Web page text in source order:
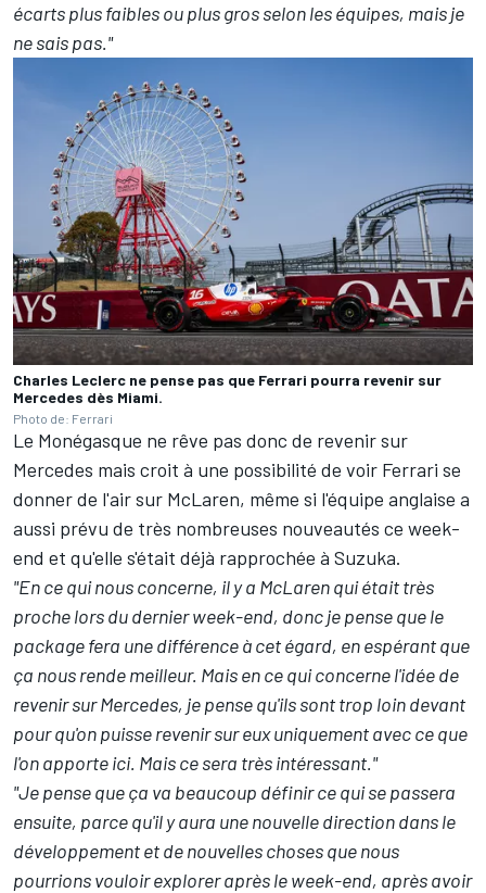
écarts plus faibles ou plus gros selon les équipes, mais je
ne sais pas."
Charles Leclerc ne pense pas que Ferrari pourra revenir sur
Mercedes dès Miami.
Photo de: Ferrari
Le Monégasque ne rêve pas donc de revenir sur
Mercedes mais croit à une possibilité de voir Ferrari se
donner de l'air sur McLaren, même si l'équipe anglaise a
aussi prévu de très nombreuses nouveautés ce week-
end et qu'elle s'était déjà rapprochée à Suzuka.
"En ce qui nous concerne, il y a McLaren qui était très
proche lors du dernier week-end, donc je pense que le
package fera une différence à cet égard, en espérant que
ça nous rende meilleur. Mais en ce qui concerne l'idée de
revenir sur Mercedes, je pense qu'ils sont trop loin devant
pour qu'on puisse revenir sur eux uniquement avec ce que
l'on apporte ici. Mais ce sera très intéressant."
"Je pense que ça va beaucoup définir ce qui se passera
ensuite, parce qu'il y aura une nouvelle direction dans le
développement et de nouvelles choses que nous
pourrions vouloir explorer après le week-end, après avoir